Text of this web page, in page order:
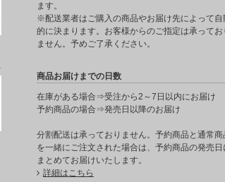
ます。
※配送業者はご購入の商品やお届け先によって自
的に決まります。お客様からのご指定は承ってお
ません。予めご了承ください。
商品お届けまでの日数
在庫がある場合⇒受注から2～7日以内にお届け
予約商品の場合⇒発売日以降のお届け
分割配送は承っておりません。予約商品と通常商
を一緒にご注文された場合は、予約商品の発売日
まとめてお届けいたします。
詳細はこちら